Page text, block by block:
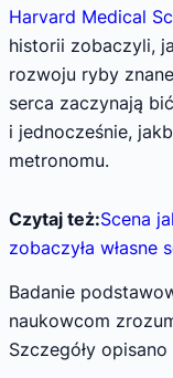
Harvard Medical
historii zobaczyli,
rozwoju ryby
serca zaczynają
i jednocześnie,
metronomu.
Czytaj też:Scena
zobaczyła własne
Badanie
naukowcom
Szczegóły